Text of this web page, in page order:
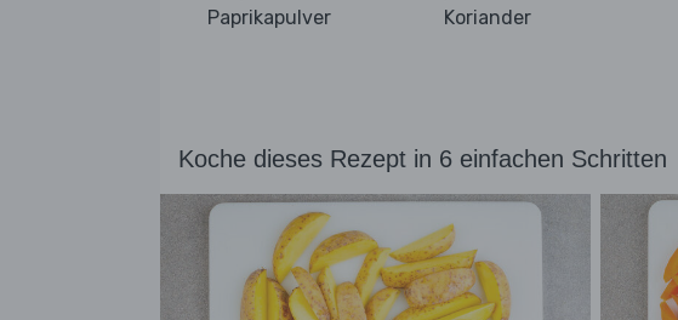
Paprikapulver
Koriander
Koche dieses Rezept in 6 einfachen Schritten